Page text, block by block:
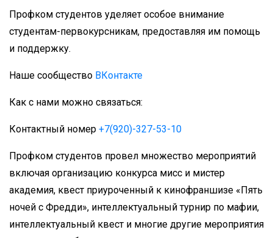
Профком студентов уделяет особое внимание
студентам-первокурсникам, предоставляя им помощь
и поддержку.
Наше сообщество ВКонтакте
Как с нами можно связаться:
Контактный номер +7(920)-327-53-10
Профком студентов провел множество мероприятий
включая организацию конкурса мисс и мистер
академия, квест приуроченный к кинофраншизе «Пять
ночей с Фредди», интеллектуальный турнир по мафии,
интеллектуальный квест и многие другие мероприятия